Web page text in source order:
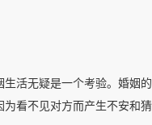
活无疑是一个考验。婚姻
看不见对方而产生不安和